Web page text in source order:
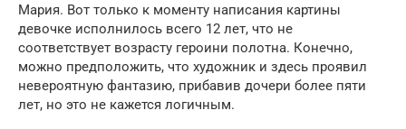
Мария. Вот только к моменту написания картины
девочке исполнилось всего 12 лет, что не
соответствует возрасту героини полотна. Конечно,
можно предположить, что художник и здесь проявил
невероятную фантазию, прибавив дочери более пяти
лет, но это не кажется логичным.